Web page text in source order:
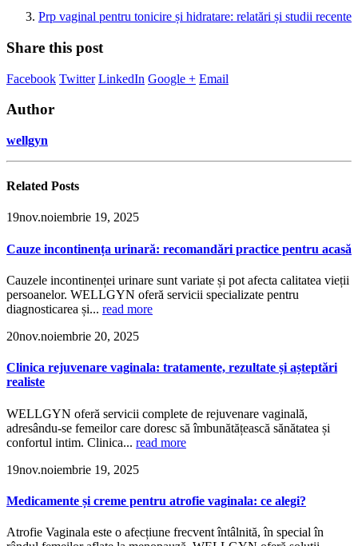
Prp vaginal pentru tonicire și hidratare: relatări și studii recente
Share this post
Facebook Twitter LinkedIn Google + Email
Author
wellgyn
Related Posts
19nov.noiembrie 19, 2025
Cauze incontinența urinară: recomandări practice pentru acasă
Cauzele incontinenței urinare sunt variate și pot afecta calitatea vieții
persoanelor. WELLGYN oferă servicii specializate pentru
diagnosticarea și... read more
20nov.noiembrie 20, 2025
Clinica rejuvenare vaginala: tratamente, rezultate și așteptări
realiste
WELLGYN oferă servicii complete de rejuvenare vaginală,
adresându-se femeilor care doresc să îmbunătățească sănătatea și
confortul intim. Clinica... read more
19nov.noiembrie 19, 2025
Medicamente și creme pentru atrofie vaginala: ce alegi?
Atrofie Vaginala este o afecțiune frecvent întâlnită, în special în